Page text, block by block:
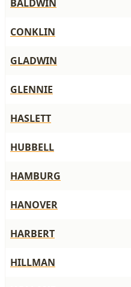
BALDWIN
CONKLIN
GLADWIN
GLENNIE
HASLETT
HUBBELL
HAMBURG
HANOVER
HARBERT
HILLMAN